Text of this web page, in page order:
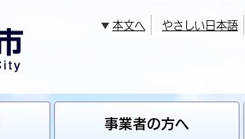
本文へ やさしい日本語
事業者の方へ